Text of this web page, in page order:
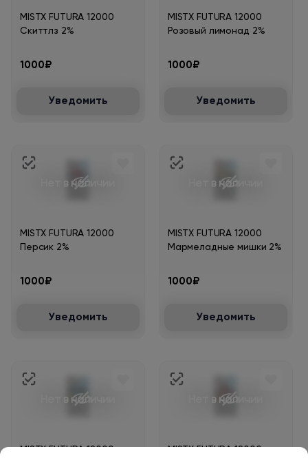
MISTX FUTURA 12000
Скиттлз 2%
1000₽
Уведомить
MISTX FUTURA 12000
Розовый лимонад 2%
1000₽
Уведомить
Нет в наличии
MISTX FUTURA 12000
Персик 2%
1000₽
Уведомить
Нет в наличии
MISTX FUTURA 12000
Мармеладные мишки 2%
1000₽
Уведомить
Нет в наличии
MISTX FUTURA 12000
Нет в наличии
MISTX FUTURA 12000